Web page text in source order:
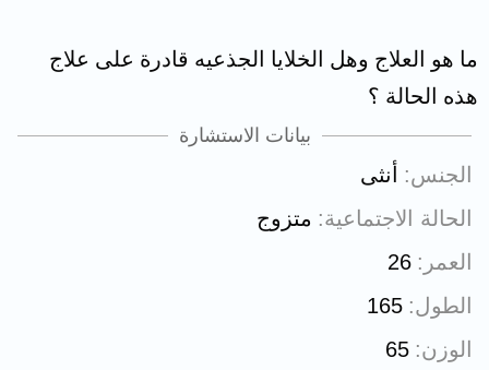
ما هو العلاج وهل الخلايا الجذعيه قادرة على علاج
هذه الحالة ؟
بيانات الاستشارة
الجنس
أنثى
الحالة الاجتماعية
متزوج
العمر
26
الطول 165
الوزن 65